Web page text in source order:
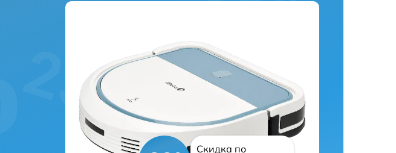
Скидка по